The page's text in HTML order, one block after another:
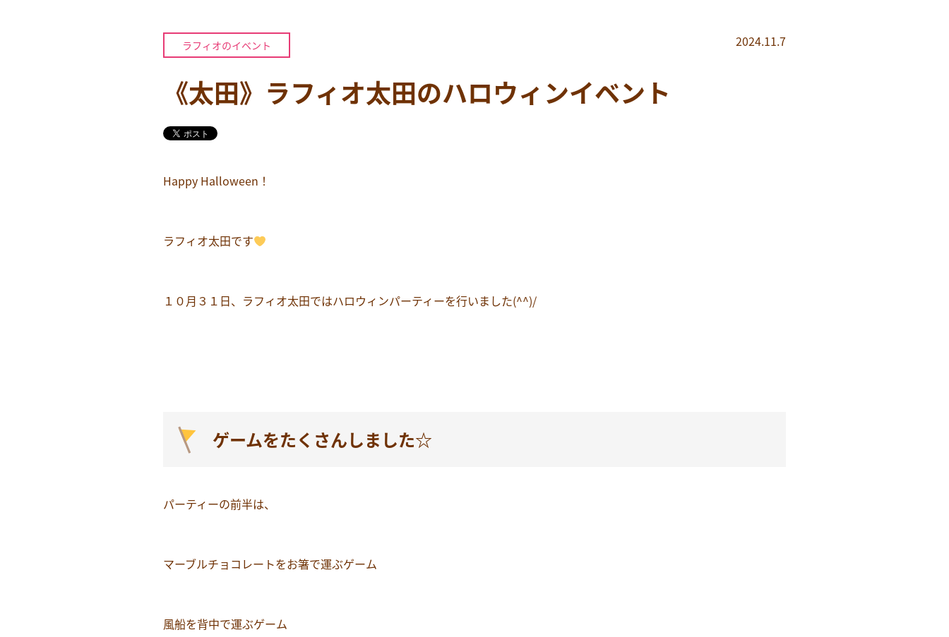
ラフィオのイベント 2024.11.7
《太田》ラフィオ太田のハロウィンイベント
Happy Halloween！
ラフィオ太田です
１０月３１日、ラフィオ太田ではハロウィンパーティーを行いました(^^)/
ゲームをたくさんしました☆
パーティーの前半は、
マーブルチョコレートをお箸で運ぶゲーム
風船を背中で運ぶゲーム